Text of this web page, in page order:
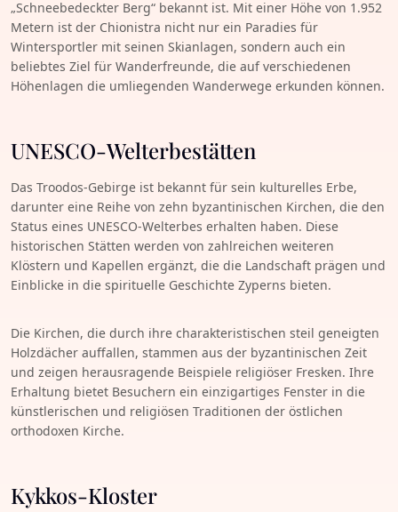
„Schneebedeckter Berg“ bekannt ist. Mit einer Höhe von 1.952
Metern ist der Chionistra nicht nur ein Paradies für
Wintersportler mit seinen Skianlagen, sondern auch ein
beliebtes Ziel für Wanderfreunde, die auf verschiedenen
Höhenlagen die umliegenden Wanderwege erkunden können.
UNESCO-Welterbestätten
Das Troodos-Gebirge ist bekannt für sein kulturelles Erbe,
darunter eine Reihe von zehn byzantinischen Kirchen, die den
Status eines UNESCO-Welterbes erhalten haben. Diese
historischen Stätten werden von zahlreichen weiteren
Klöstern und Kapellen ergänzt, die die Landschaft prägen und
Einblicke in die spirituelle Geschichte Zyperns bieten.
Die Kirchen, die durch ihre charakteristischen steil geneigten
Holzdächer auffallen, stammen aus der byzantinischen Zeit
und zeigen herausragende Beispiele religiöser Fresken. Ihre
Erhaltung bietet Besuchern ein einzigartiges Fenster in die
künstlerischen und religiösen Traditionen der östlichen
orthodoxen Kirche.
Kykkos-Kloster